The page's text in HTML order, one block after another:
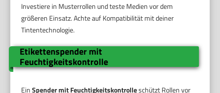
Investiere in Musterrollen und teste Medien vor dem
größeren Einsatz. Achte auf Kompatibilität mit deiner
Tintentechnologie.
Etikettenspender mit
Feuchtigkeitskontrolle
EinSpender mit Feuchtigkeitskontrolleschützt Rollen vor